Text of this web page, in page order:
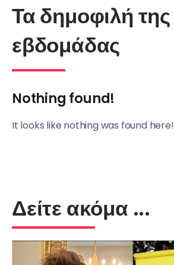
Τα δημοφιλή της
εβδομάδας
Nothing found!
It looks like nothing was found here!
Δείτε ακόμα ...